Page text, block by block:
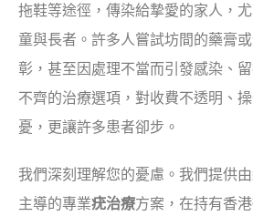
拖鞋等途徑，傳染給摯愛的家人，
童與長者。許多人嘗試坊間的藥膏
彰，甚至因處理不當而引發感染、
不齊的治療選項，對收費不透明、
憂，更讓許多患者卻步。
我們深刻理解您的憂慮。我們提供
主導的專業疣治療方案，在持有香